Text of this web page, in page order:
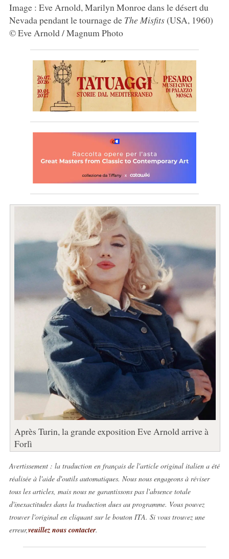
Image : Eve Arnold, Marilyn Monroe dans le désert du
Nevada pendant le tournage de The Misfits(USA, 1960)
© Eve Arnold / Magnum Photo
Après Turin, la grande exposition Eve Arnold arrive à
Forlì
Avertissement : la traduction en français de l'article original italien a été
réalisée à l'aide d'outils automatiques. Nous nous engageons à réviser
tous les articles, mais nous ne garantissons pas l'absence totale
d'inexactitudes dans la traduction dues au programme. Vous pouvez
trouver l'original en cliquant sur le bouton ITA. Si vous trouvez une
erreur,veuillez nous contacter.